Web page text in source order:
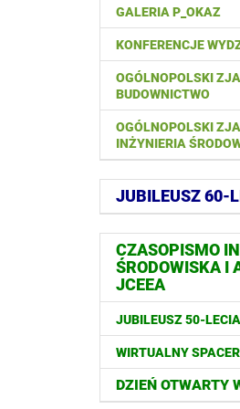
GALERIA P_OKAZ
KONFERENCJE
OGÓLNOPOLSKI
BUDOWNICTWO
OGÓLNOPOLSKI
INŻYNIERIA
JUBILEUSZ 60-
CZASOPISMO
ŚRODOWISKA I
JCEEA
JUBILEUSZ 50-
WIRTUALNY
DZIEŃ OTWARTY